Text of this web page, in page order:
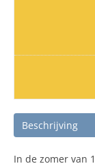
Beschrijving
In de zomer van